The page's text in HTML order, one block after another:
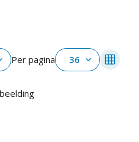
Per pagina 36